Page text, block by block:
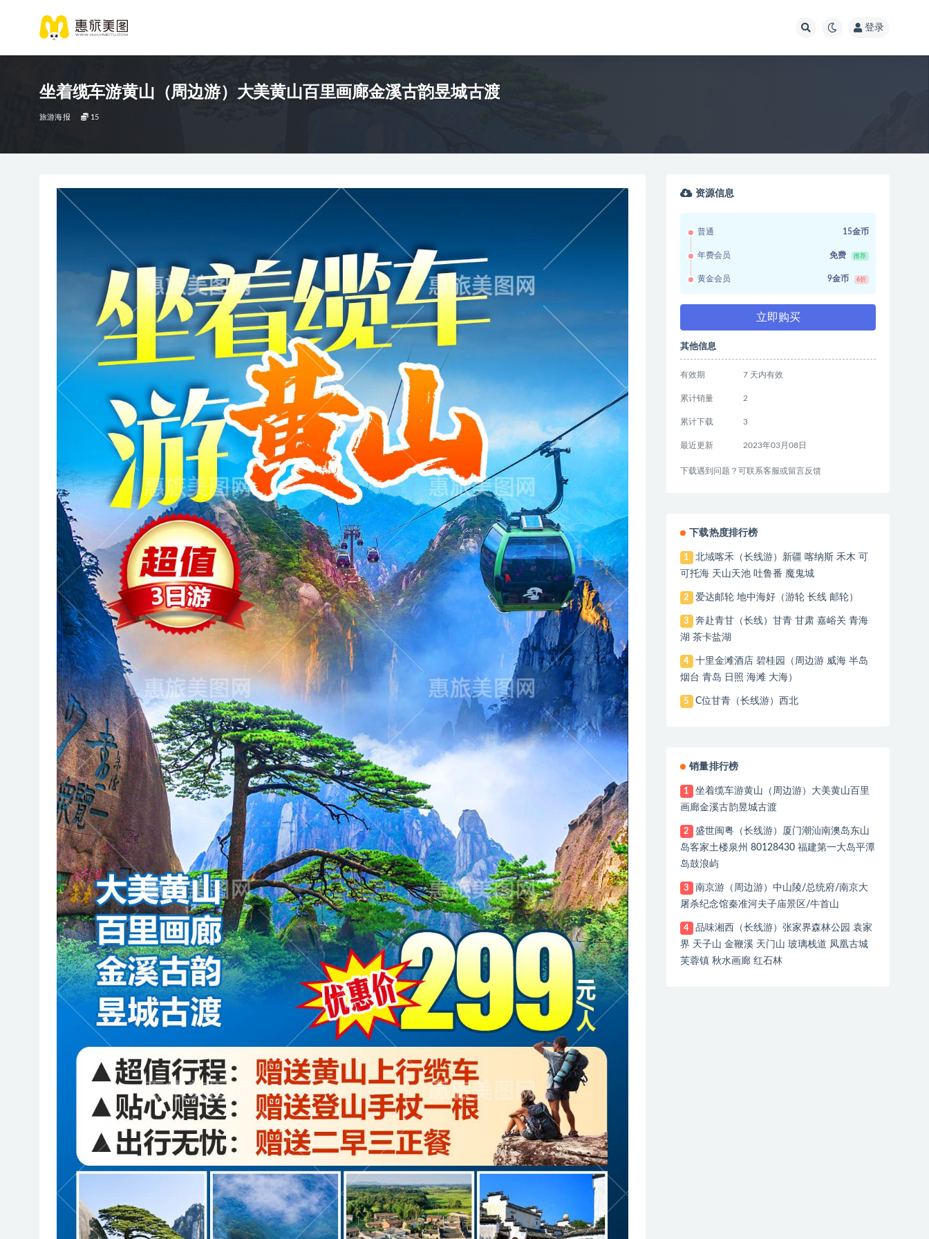
登录
坐着缆车游黄山（周边游）大美黄山百里画廊金溪古韵昱城古渡
旅游海报 15
资源信息
普通 15金币
年费会员 免费 推荐
黄金会员 9金币 6折
立即购买
其他信息
有效期 7 天内有效
累计销量 2
累计下载 3
最近更新 2023年03月08日
下载遇到问题？可联系客服或留言反馈
下载热度排行榜
1
北域喀禾（长线游）新疆 喀纳斯 禾木 可
可托海 天山天池 吐鲁番 魔鬼城
2 爱达邮轮 地中海好（游轮 长线 邮轮）
3
奔赴青甘（长线）甘青 甘肃 嘉峪关 青海
湖 茶卡盐湖
4
十里金滩酒店 碧桂园（周边游 威海 半岛
烟台 青岛 日照 海滩 大海）
5 C位甘青（长线游）西北
销量排行榜
1
坐着缆车游黄山（周边游）大美黄山百里
画廊金溪古韵昱城古渡
2
盛世闽粤（长线游）厦门潮汕南澳岛东山
岛客家土楼泉州 80128430 福建第一大岛平潭
岛鼓浪屿
3
南京游（周边游）中山陵/总统府/南京大
屠杀纪念馆秦准河夫子庙景区/牛首山
4
品味湘西（长线游）张家界森林公园 袁家
界 天子山 金鞭溪 天门山 玻璃栈道 凤凰古城
芙蓉镇 秋水画廊 红石林